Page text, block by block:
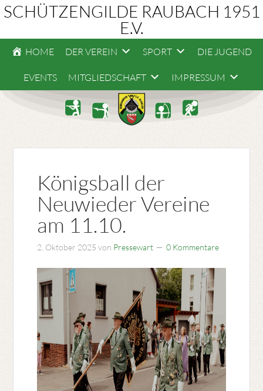
SCHÜTZENGILDE RAUBACH 1951
E.V.
HOME DER VEREIN SPORT DIE JUGEND
EVENTS MITGLIEDSCHAFT IMPRESSUM
Königsball der
Neuwieder Vereine
am 11.10.
2. Oktober 2025 von Pressewart 0 Kommentare